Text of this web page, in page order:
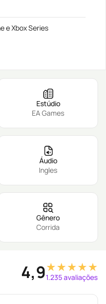
e Xbox Series
Estúdio
EA Games
Áudio
Ingles
Gênero
Corrida
4,9★★★★★
1.235 avaliações